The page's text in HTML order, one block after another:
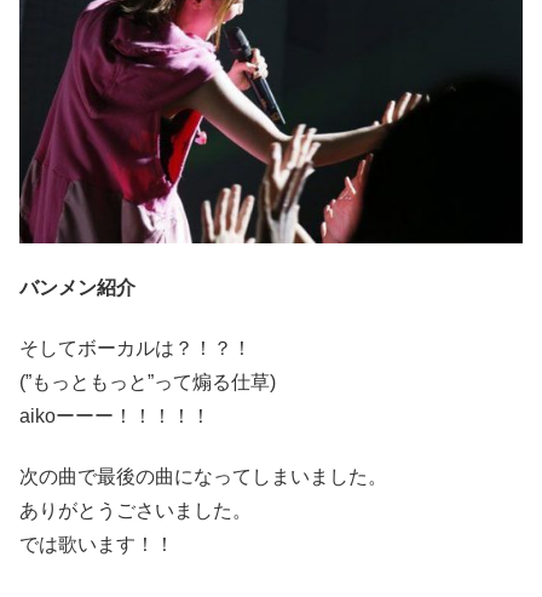
バンメン紹介
そしてボーカルは？！？！
(”もっともっと”って煽る仕草)
aikoーーー！！！！！
次の曲で最後の曲になってしまいました。
ありがとうごさいました。
では歌います！！